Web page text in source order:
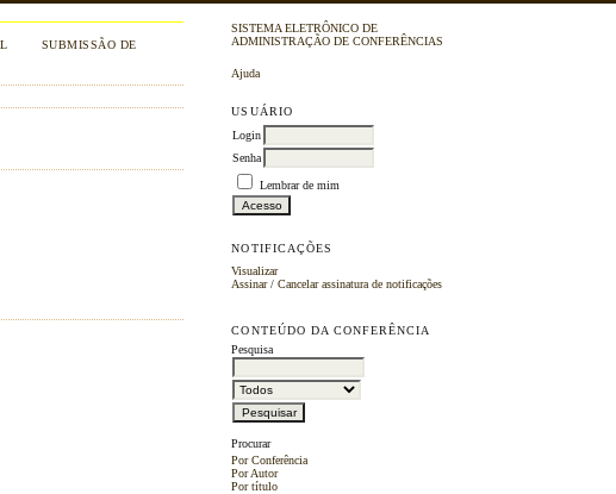
SISTEMA ELETRÔNICO DE
ADMINISTRAÇÃO DE CONFERÊNCIAS
Ajuda
USUÁRIO
Login
Senha
Lembrar de mim
NOTIFICAÇÕES
Visualizar
Assinar/Cancelar assinatura de notificações
CONTEÚDO DA CONFERÊNCIA
Pesquisa
Procurar
Por Conferência
Por Autor
Por título
SUBMISSÃO DE